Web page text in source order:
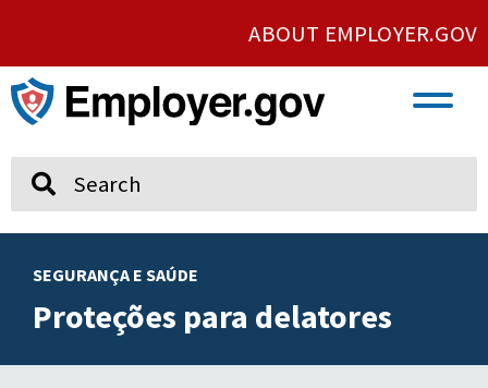
ABOUT EMPLOYER.GOV
SEGURANÇA E SAÚDE
Proteções para delatores